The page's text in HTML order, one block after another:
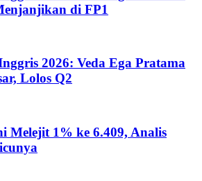
di FP1
2026: Veda Ega Pratama
Lolos Q2
Melejit 1% ke 6.409, Analis